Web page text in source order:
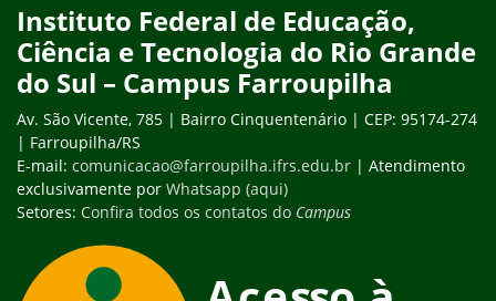
Instituto Federal de Educação,
Ciência e Tecnologia do Rio Grande
do Sul – Campus Farroupilha
Av. São Vicente, 785 | Bairro Cinquentenário | CEP: 95174-274
| Farroupilha/RS
E-mail: comunicacao@farroupilha.ifrs.edu.br | Atendimento
exclusivamente por Whatsapp (aqui)
Setores: Confira todos os contatos do Campus